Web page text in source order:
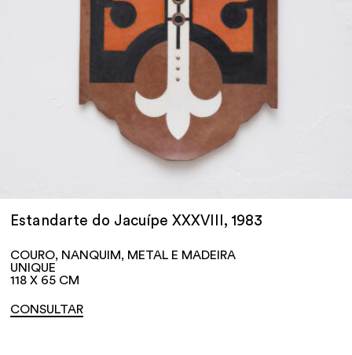
Estandarte do Jacuípe XXXVIII, 1983
COURO, NANQUIM, METAL E MADEIRA
UNIQUE
118 X 65 CM
CONSULTAR